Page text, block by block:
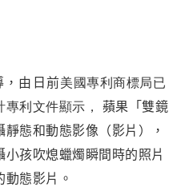
，由日前美國專利商標局已
利文件顯示， 蘋果「雙鏡
態和動態影像（影片），
孩吹熄蠟燭瞬間時的照片
態影片。